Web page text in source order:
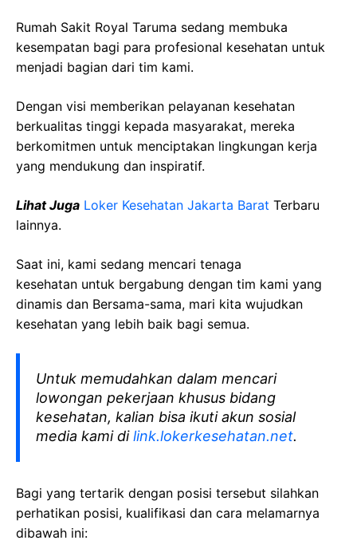
Rumah Sakit Royal Taruma sedang membuka
kesempatan bagi para profesional kesehatan untuk
menjadi bagian dari tim kami.
Dengan visi memberikan pelayanan kesehatan
berkualitas tinggi kepada masyarakat, mereka
berkomitmen untuk menciptakan lingkungan kerja
yang mendukung dan inspiratif.
Lihat Juga Loker Kesehatan Jakarta Barat Terbaru
lainnya.
Saat ini, kami sedang mencari tenaga
kesehatan untuk bergabung dengan tim kami yang
dinamis dan Bersama-sama, mari kita wujudkan
kesehatan yang lebih baik bagi semua.
Untuk memudahkan dalam mencari
lowongan pekerjaan khusus bidang
kesehatan, kalian bisa ikuti akun sosial
media kami dilink.lokerkesehatan.net.
Bagi yang tertarik dengan posisi tersebut silahkan
perhatikan posisi, kualifikasi dan cara melamarnya
dibawah ini: